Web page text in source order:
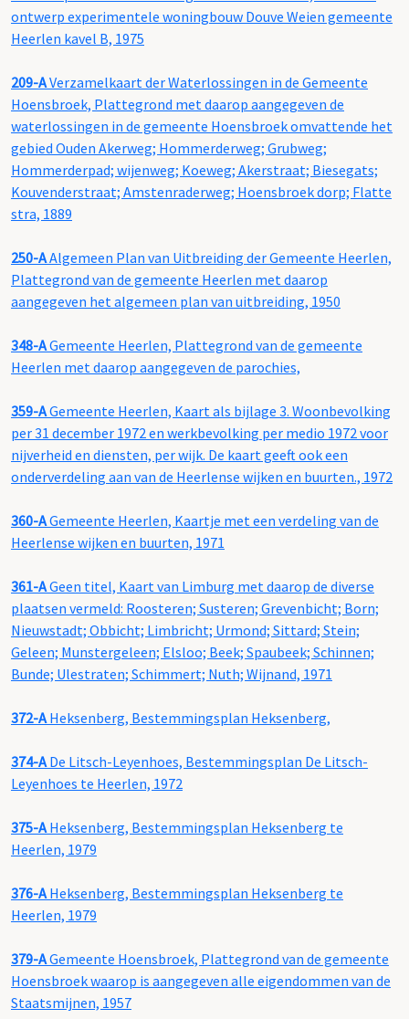
ontwerp experimentele woningbouw Douve Weien gemeente
Heerlen kavel B, 1975
209-AVerzamelkaart der Waterlossingen in de Gemeente
Hoensbroek, Plattegrond met daarop aangegeven de
waterlossingen in de gemeente Hoensbroek omvattende het
gebied Ouden Akerweg; Hommerderweg; Grubweg;
Hommerderpad; wijenweg; Koeweg; Akerstraat; Biesegats;
Kouvenderstraat; Amstenraderweg; Hoensbroek dorp; Flatte
stra, 1889
250-AAlgemeen Plan van Uitbreiding der Gemeente Heerlen,
Plattegrond van de gemeente Heerlen met daarop
aangegeven het algemeen plan van uitbreiding, 1950
348-AGemeente Heerlen, Plattegrond van de gemeente
Heerlen met daarop aangegeven de parochies,
359-AGemeente Heerlen, Kaart als bijlage 3. Woonbevolking
per 31 december 1972 en werkbevolking per medio 1972 voor
nijverheid en diensten, per wijk. De kaart geeft ook een
onderverdeling aan van de Heerlense wijken en buurten., 1972
360-AGemeente Heerlen, Kaartje met een verdeling van de
Heerlense wijken en buurten, 1971
361-AGeen titel, Kaart van Limburg met daarop de diverse
plaatsen vermeld: Roosteren; Susteren; Grevenbicht; Born;
Nieuwstadt; Obbicht; Limbricht; Urmond; Sittard; Stein;
Geleen; Munstergeleen; Elsloo; Beek; Spaubeek; Schinnen;
Bunde; Ulestraten; Schimmert; Nuth; Wijnand, 1971
372-AHeksenberg, Bestemmingsplan Heksenberg,
374-ADe Litsch-Leyenhoes, Bestemmingsplan De Litsch-
Leyenhoes te Heerlen, 1972
375-AHeksenberg, Bestemmingsplan Heksenberg te
Heerlen, 1979
376-AHeksenberg, Bestemmingsplan Heksenberg te
Heerlen, 1979
379-AGemeente Hoensbroek, Plattegrond van de gemeente
Hoensbroek waarop is aangegeven alle eigendommen van de
Staatsmijnen, 1957